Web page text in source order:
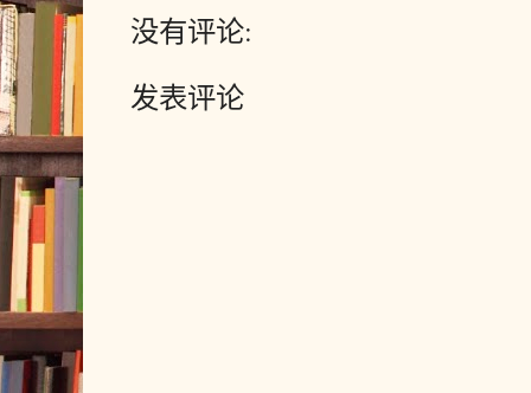
没有评论:
发表评论